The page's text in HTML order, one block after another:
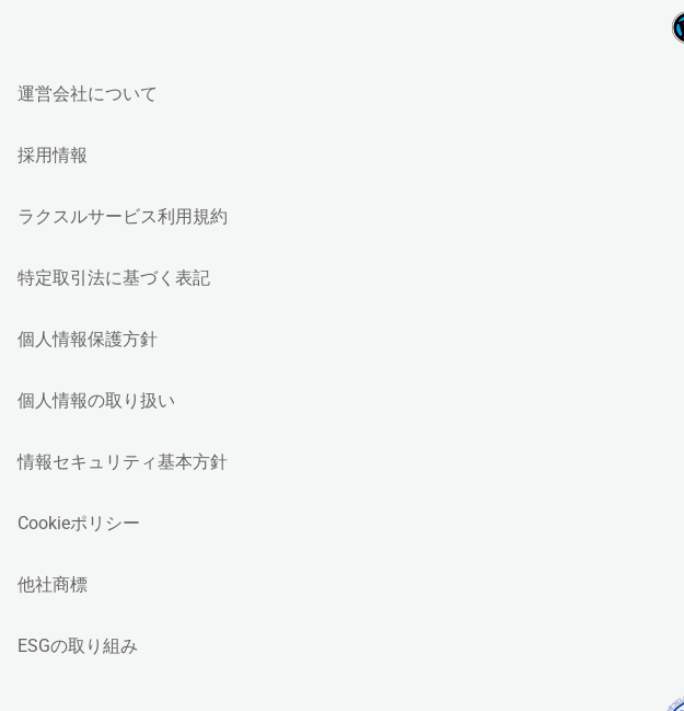
運営会社について
採用情報
ラクスルサービス利用規約
特定取引法に基づく表記
個人情報保護方針
個人情報の取り扱い
情報セキュリティ基本方針
Cookieポリシー
他社商標
ESGの取り組み